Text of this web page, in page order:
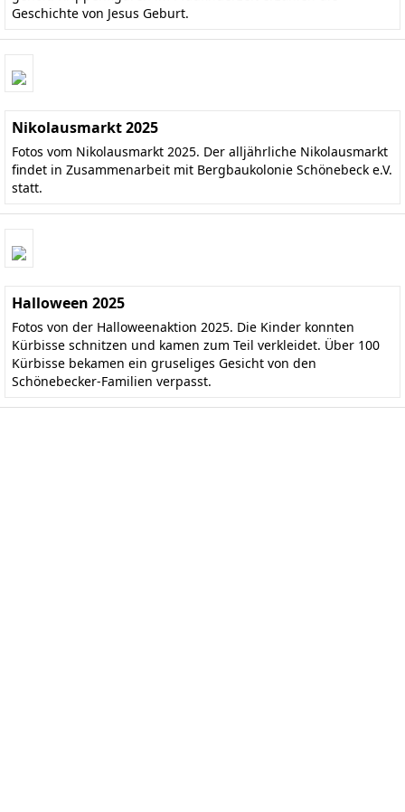
Geschichte von Jesus Geburt.
Nikolausmarkt 2025
Fotos vom Nikolausmarkt 2025. Der alljährliche Nikolausmarkt
findet in Zusammenarbeit mit Bergbaukolonie Schönebeck e.V.
statt.
Halloween 2025
Fotos von der Halloweenaktion 2025. Die Kinder konnten
Kürbisse schnitzen und kamen zum Teil verkleidet. Über 100
Kürbisse bekamen ein gruseliges Gesicht von den
Schönebecker-Familien verpasst.